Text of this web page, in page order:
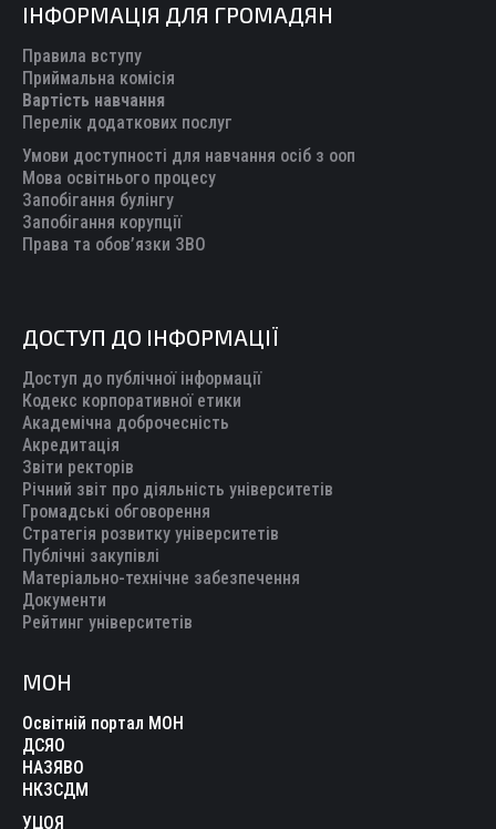
opens
in
new
window
opens
in
new
window
opens
in
new
window
opens
in
new
window
opens
new
ІНФОРМАЦІЯ ДЛЯ ГРОМАДЯН
Правила вступу
Приймальна комісія
Вартість навчання
Перелік додаткових послуг
Умови доступності для навчання осіб з ооп
Мова освітнього процесу
Запобігання булінгу
Запобігання корупції
Права та обов’язки ЗВО
ДОСТУП ДО ІНФОРМАЦІЇ
Доступ до публічної інформації
Кодекс корпоративної етики
Академічна доброчесність
Акредитація
Звіти ректорів
Річний звіт про діяльність університетів
Громадські обговорення
Стратегія розвитку університетів
Публічні закупівлі
Матеріально-технічне забезпечення
Документи
Рейтинг університетів
МОН
Освітній портал МОН
ДСЯО
НАЗЯВО
НКЗСДМ
УЦОЯ